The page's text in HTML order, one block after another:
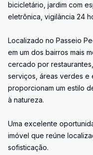
bicicletário, jardim com
eletrônica, vigilância 24
Localizado no Passeio
em um dos bairros mais
cercado por
serviços, áreas verdes e
proporcionam um estilo
à natureza.
Uma excelente
imóvel que reúne
sofisticação.